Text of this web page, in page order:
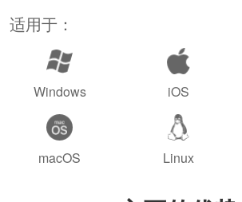
适用于：
Windows iOS
macOS Linux